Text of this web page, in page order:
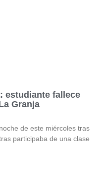
estudiante fallece
Granja
de este miércoles tras
participaba de una clase